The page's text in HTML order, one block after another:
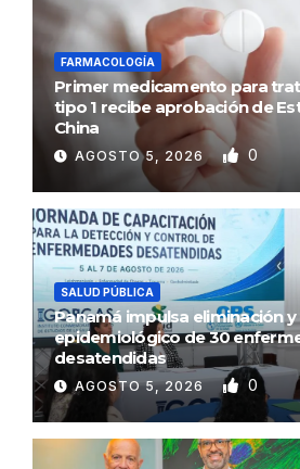
FARMACOLOGÍA
Primer medicamento para
tipo 1 recibe aprobación de
China
AGOSTO 5, 2026 0
SALUD PÚBLICA
Panamá impulsa eliminación
epidemiológico de 30
desatendidas
AGOSTO 5, 2026 0